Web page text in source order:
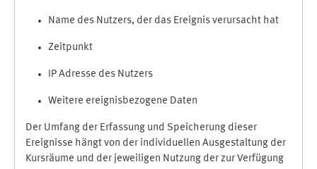
Name des Nutzers, der das Ereignis verursacht hat
Zeitpunkt
IP Adresse des Nutzers
Weitere ereignisbezogene Daten
Der Umfang der Erfassung und Speicherung dieser
Ereignisse hängt von der individuellen Ausgestaltung der
Kursräume und der jeweiligen Nutzung der zur Verfügung